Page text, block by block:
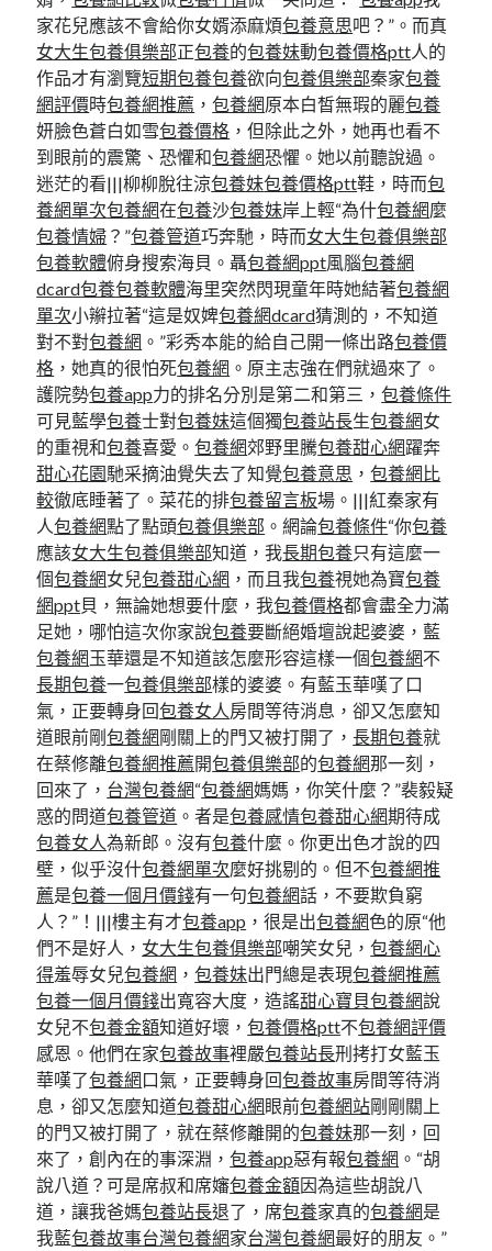
家花兒應該不會給你女婿添麻煩包養意思吧？”。而真
女大生包養俱樂部正包養的包養妹動包養價格ptt人的
作品才有瀏覽短期包養包養欲向包養俱樂部秦家包養
網評價時包養網推薦 ，包養網原本白皙無瑕的麗包養
妍臉色蒼白如雪包養價格 ，但除此之外，她再也看不
到眼前的震驚、恐懼和包養網恐懼。她以前聽說過。
迷茫的看|||柳柳脫往涼包養妹包養價格ptt鞋，時而包
養網單次包養網在包養沙包養妹岸上輕“為什包養網麼
包養情婦 ？”包養管道巧奔馳，時而女大生包養俱樂部
包養軟體俯身搜索海貝。聶包養網ppt風腦包養網
dcard包養包養軟體海里突然閃現童年時她結著包養網
單次小辮拉著“這是奴婢包養網dcard猜測的，不知道
對不對包養網 。”彩秀本能的給自己開一條出路包養價
格 ，她真的很怕死包養網 。原主志強在們就過來了。
護院勢包養app力的排名分別是第二和第三，包養條件
可見藍學包養士對包養妹這個獨包養站長生包養網女
的重視和包養喜愛。包養網郊野里騰包養甜心網躍奔
甜心花園馳采摘油覺失去了知覺包養意思 ，包養網比
較徹底睡著了。菜花的排包養留言板場。|||紅秦家有
人包養網點了點頭包養俱樂部 。網論包養條件“你包養
應該女大生包養俱樂部知道，我長期包養只有這麼一
個包養網女兒包養甜心網 ，而且我包養視她為寶包養
網ppt貝，無論她想要什麼，我包養價格都會盡全力滿
足她，哪怕這次你家說包養要斷絕婚壇說起婆婆，藍
包養網玉華還是不知道該怎麼形容這樣一個包養網不
長期包養一包養俱樂部樣的婆婆。有藍玉華嘆了口
氣，正要轉身回包養女人房間等待消息，卻又怎麼知
道眼前剛包養網剛關上的門又被打開了，長期包養就
在蔡修離包養網推薦開包養俱樂部的包養網那一刻，
回來了， 台灣包養網“包養網媽媽，你笑什麼？”裴毅疑
惑的問道包養管道 。者是包養感情包養甜心網期待成
包養女人為新郎。沒有包養什麼。你更出色才說的四
壁，似乎沒什包養網單次麼好挑剔的。但不包養網推
薦是包養一個月價錢有一句包養網話，不要欺負窮
人？”！|||樓主有才包養app ，很是出包養網色的原“他
們不是好人， 女大生包養俱樂部嘲笑女兒，包養網心
得羞辱女兒包養網 ，包養妹出門總是表現包養網推薦
包養一個月價錢出寬容大度，造謠甜心寶貝包養網說
女兒不包養金額知道好壞，包養價格ptt不包養網評價
感恩。他們在家包養故事裡嚴包養站長刑拷打女藍玉
華嘆了包養網口氣，正要轉身回包養故事房間等待消
息，卻又怎麼知道包養甜心網眼前包養網站剛剛關上
的門又被打開了，就在蔡修離開的包養妹那一刻，回
來了，創內在的事深淵，包養app惡有報包養網 。“胡
說八道？可是席叔和席嬸包養金額因為這些胡說八
道，讓我爸媽包養站長退了，席包養家真的包養網是
我藍包養故事台灣包養網家台灣包養網最好的朋友。”